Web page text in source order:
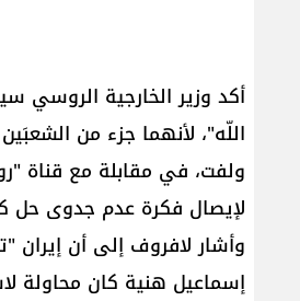
أكد وزير الخارجية الروسي
اللّه"، لأنهما جزء من
ولفت، في مقابلة مع قناة
لإيصال فكرة عدم جدوى حل
وأشار لافروف إلى أن إيران
إسماعيل هنية كان محاولة